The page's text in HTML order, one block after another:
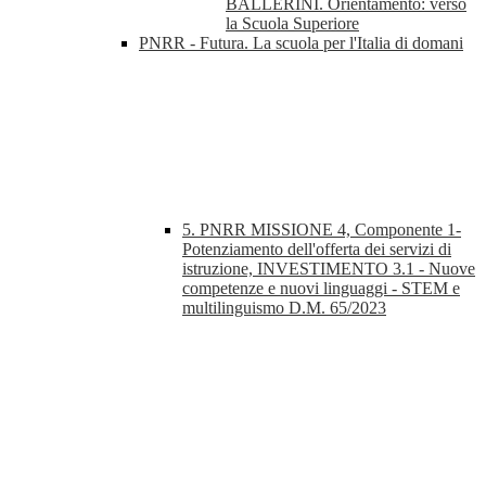
BALLERINI. Orientamento: verso
la Scuola Superiore
PNRR - Futura. La scuola per l'Italia di domani
5. PNRR MISSIONE 4, Componente 1-
Potenziamento dell'offerta dei servizi di
istruzione, INVESTIMENTO 3.1 - Nuove
competenze e nuovi linguaggi - STEM e
multilinguismo D.M. 65/2023